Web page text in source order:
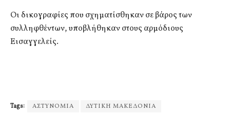
Οι δικογραφίες που σχηματίσθηκαν σε βάρος των
συλληφθέντων, υποβλήθηκαν στους αρμόδιους
Εισαγγελείς.
Tags: ΑΣΤΥΝΟΜΙΑ
ΔΥΤΙΚΗ ΜΑΚΕΔΟΝΙΑ